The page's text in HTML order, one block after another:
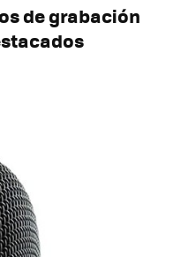
de grabación